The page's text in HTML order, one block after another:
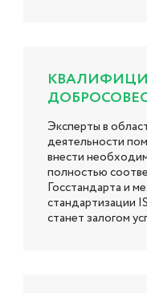
Эксперты в
деятельности
внести
полностью
Госстандарта и
стандартизации
станет залогом